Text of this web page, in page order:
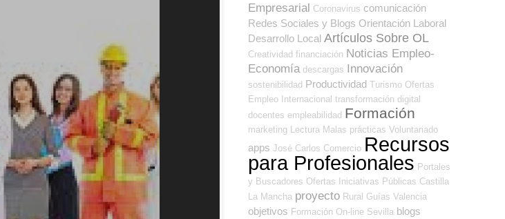
Empresarial Coronavirus comunicación
Redes Sociales y Blogs Orientación Laboral
Desarrollo Local Artículos Sobre OL
Creatividad financiación Noticias Empleo-
Economía descargas Innovación
sostenibilidad Productividad Turismo Ofertas
Empleo Internacional transformación digital
docentes empleabilidad Formación
marketing Lectura Malas prácticas Voluntariado
apps José Carlos Comercio Recursos
para Profesionales Portales
y Buscadores Ofertas
Iniciativas Públicas Castilla
La Mancha proyecto Rural Guías Valencia
objetivos Formación On-line Sevilla blogs